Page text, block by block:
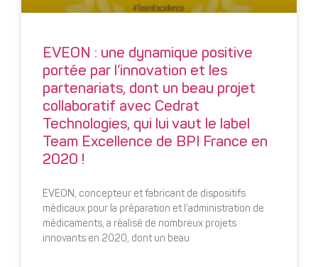
EVEON : une dynamique positive
portée par l’innovation et les
partenariats, dont un beau projet
collaboratif avec Cedrat
Technologies, qui lui vaut le label
Team Excellence de BPI France en
2020 !
EVEON, concepteur et fabricant de dispositifs
médicaux pour la préparation et l’administration de
médicaments, a réalisé de nombreux projets
innovants en 2020, dont un beau